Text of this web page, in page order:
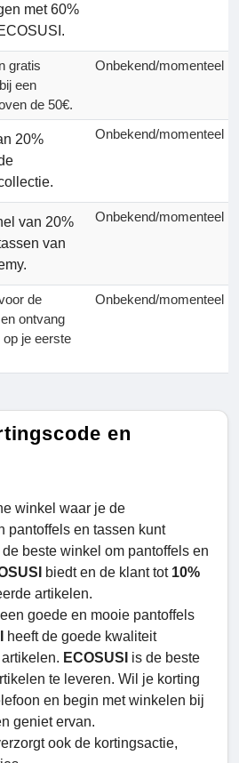
met 60%
gratis
een
de 50€.
Onbekend/momenteel
20%
Onbekend/momenteel
van 20%
van
Onbekend/momenteel
de
ontvang
op je eerste
Onbekend/momenteel
en
winkel waar je de
pantoffels en tassen kunt
de beste winkel om pantoffels en
biedt en de klant tot 10%
artikelen.
goede en mooie pantoffels
heeft de goede kwaliteit
ECOSUSI is de beste
te leveren. Wil je korting
en begin met winkelen bij
geniet ervan.
ook de kortingsactie,